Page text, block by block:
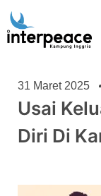
31 Maret 2025
Usai
Diri Di